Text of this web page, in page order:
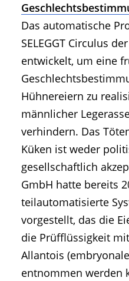
Das automatische
SELEGGT Circulus
entwickelt, um eine
Hühnereiern zu
männlicher
verhindern. Das
Küken ist weder
gesellschaftlich
GmbH hatte bereits
teilautomatisierte
vorgestellt, das die
die Prüfflüssigkeit
Allantois
entnommen werden